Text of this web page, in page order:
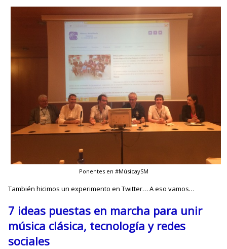
Ponentes en #MúsicaySM
También hicimos un experimento en Twitter… A eso vamos…
7 ideas puestas en marcha para unir
música clásica, tecnología y redes
sociales